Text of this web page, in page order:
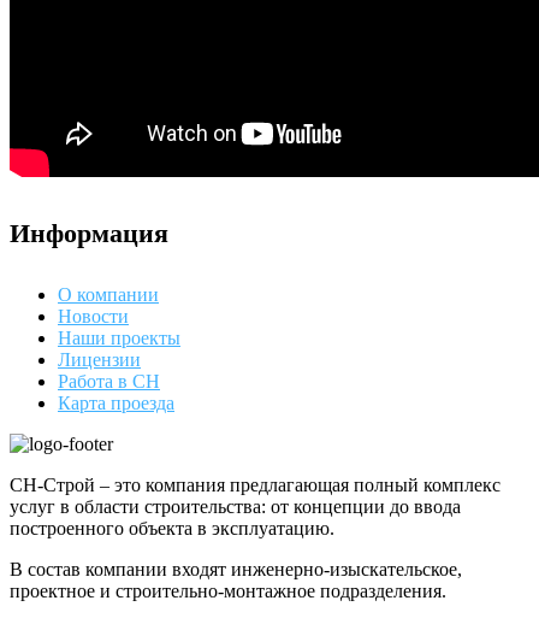
Информация
О компании
Новости
Наши проекты
Лицензии
Работа в СН
Карта проезда
СН-Строй – это компания предлагающая полный комплекс
услуг в области строительства: от концепции до ввода
построенного объекта в эксплуатацию.
В состав компании входят инженерно-изыскательское,
проектное и строительно-монтажное подразделения.